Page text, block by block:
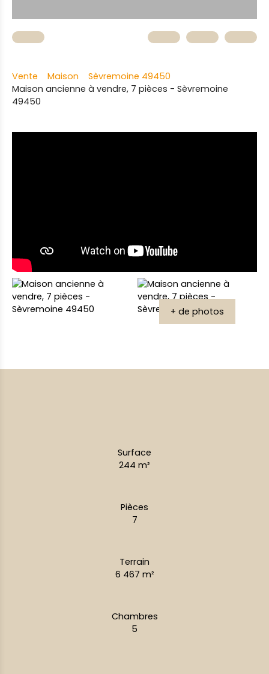
Vente Maison
Sèvremoine 49450
Maison ancienne à vendre, 7 pièces - Sèvremoine
49450
+ de photos
Surface
244 m²
Pièces
7
Terrain
6 467 m²
Chambres
5